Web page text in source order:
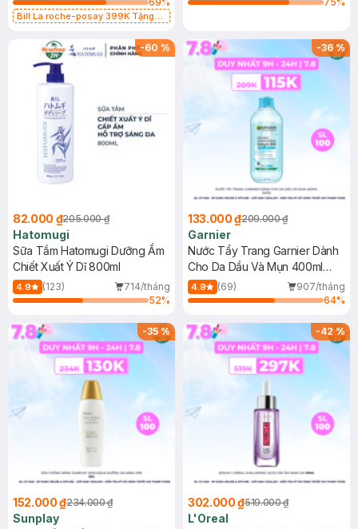
Bill La roche-posay 399K Tặng
(SL có hạn)
-60 %
82.000 ₫205.000 ₫
Hatomugi
Sữa Tắm Hatomugi Dưỡng Ẩm
Chiết Xuất Ý Dĩ 800ml
4.9 (123)
714/tháng
52%
-36%
133.000 ₫209.000 ₫
Garnier
Nước Tẩy Trang Garnier Dành
Cho Da Dầu Và Mụn 400ml
(Mới)
4.9 (69)
907/tháng
64%
-35%
152.000 ₫234.000 ₫
Sunplay
-42%
302.000 ₫519.000 ₫
L'Oreal